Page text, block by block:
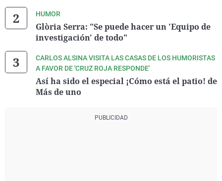
HUMOR
Glòria Serra: "Se puede hacer un 'Equipo de
investigación' de todo"
CARLOS ALSINA VISITA LAS CASAS DE LOS HUMORISTAS
A FAVOR DE 'CRUZ ROJA RESPONDE'
Así ha sido el especial ¡Cómo está el patio! de
Más de uno